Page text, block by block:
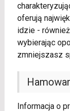
oferują
idzie -
wybierając
zmniejszasz
Informacja o